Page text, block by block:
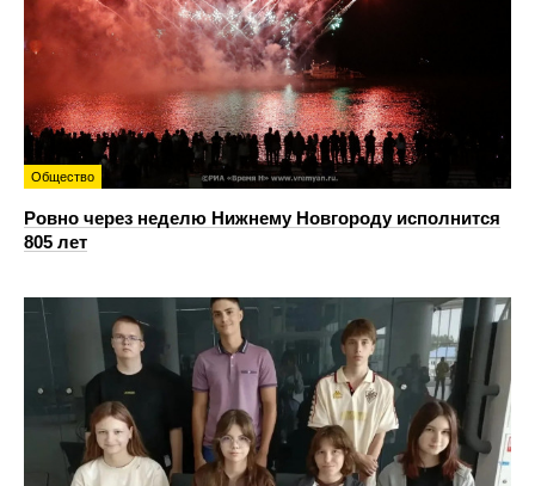
Общество
Ровно через неделю Нижнему Новгороду исполнится
805 лет